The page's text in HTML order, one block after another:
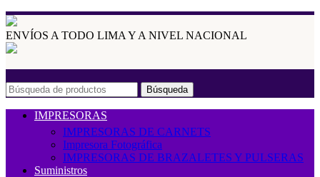
ENVÍOS A TODO LIMA Y A NIVEL NACIONAL
Búsqueda
IMPRESORAS
IMPRESORAS DE CARNETS
Impresora Fotográfica
IMPRESORAS DE BRAZALETES Y PULSERAS
Suministros